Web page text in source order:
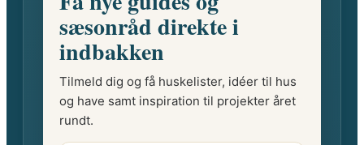
sæsonråd direkte i
indbakken
Tilmeld dig og få huskelister, idéer til hus
og have samt inspiration til projekter året
rundt.